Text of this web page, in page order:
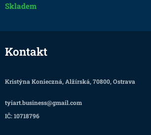
Skladem
Kontakt
Kristýna Konieczná, Alžírská, 70800, Ostrava
tyiart.business@gmail.com
IČ: 10718796